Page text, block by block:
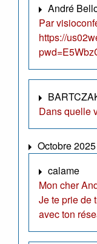
André
Par
https://
Dans quelle
Octobre 2025
calame
Mon cher
Je te prie de
avec ton